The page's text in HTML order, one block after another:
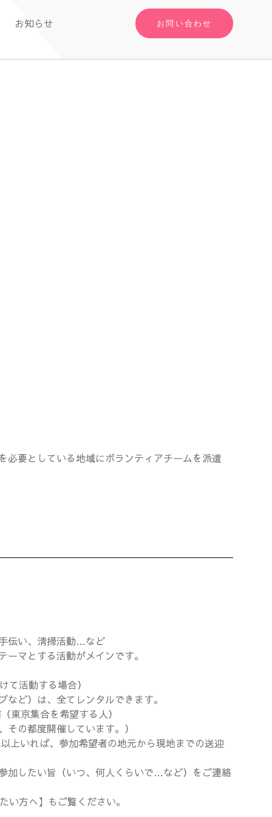
お知らせ お問い合わせ
必要としている地域にボランティアチームを派遣
伝い、清掃活動…など
マとする活動がメインです。
て活動する場合）
ど）は、全てレンタルできます。
東京集合を希望する人）
の都度開催しています。）
上いれば、参加希望者の地元から現地までの送迎
加したい旨（いつ、何人くらいで…など）をご連絡
方へ】もご覧ください。